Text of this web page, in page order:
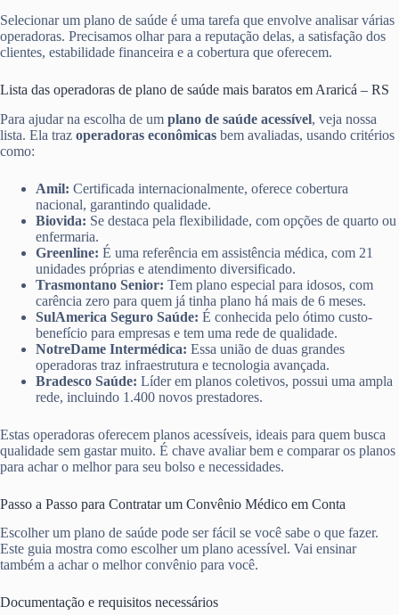
Selecionar um plano de saúde é uma tarefa que envolve analisar várias
operadoras. Precisamos olhar para a reputação delas, a satisfação dos
clientes, estabilidade financeira e a cobertura que oferecem.
Lista das operadoras de plano de saúde mais baratos em Araricá – RS
Para ajudar na escolha de um plano de saúde acessível, veja nossa
lista. Ela traz operadoras econômicas bem avaliadas, usando critérios
como:
Amil: Certificada internacionalmente, oferece cobertura
nacional, garantindo qualidade.
Biovida: Se destaca pela flexibilidade, com opções de quarto ou
enfermaria.
Greenline: É uma referência em assistência médica, com 21
unidades próprias e atendimento diversificado.
Trasmontano Senior: Tem plano especial para idosos, com
carência zero para quem já tinha plano há mais de 6 meses.
SulAmerica Seguro Saúde: É conhecida pelo ótimo custo-
benefício para empresas e tem uma rede de qualidade.
NotreDame Intermédica: Essa união de duas grandes
operadoras traz infraestrutura e tecnologia avançada.
Bradesco Saúde: Líder em planos coletivos, possui uma ampla
rede, incluindo 1.400 novos prestadores.
Estas operadoras oferecem planos acessíveis, ideais para quem busca
qualidade sem gastar muito. É chave avaliar bem e comparar os planos
para achar o melhor para seu bolso e necessidades.
Passo a Passo para Contratar um Convênio Médico em Conta
Escolher um plano de saúde pode ser fácil se você sabe o que fazer.
Este guia mostra como escolher um plano acessível. Vai ensinar
também a achar o melhor convênio para você.
Documentação e requisitos necessários